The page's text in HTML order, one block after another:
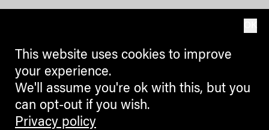
This website uses cookies to improve
your experience.
We'll assume you're ok with this, but you
can opt-out if you wish.
Privacy policy